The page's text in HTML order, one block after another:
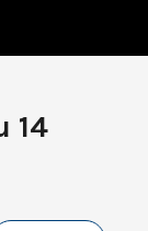
14